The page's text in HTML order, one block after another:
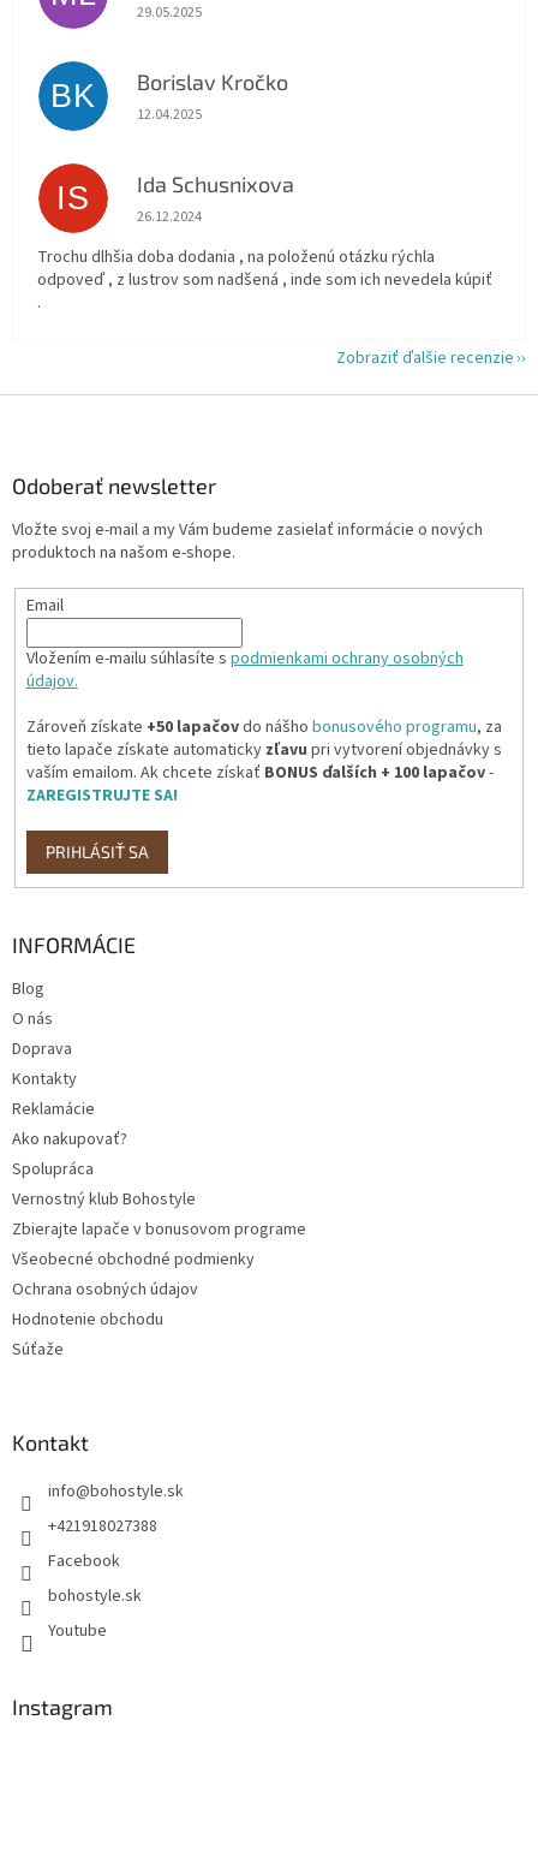
Hodnotenie obchodu je 5 z 5 hviezdičiek.
29.05.2025
BK Borislav Kročko
Hodnotenie obchodu je 5 z 5 hviezdičiek.
12.04.2025
IS Ida Schusnixova
Hodnotenie obchodu je 5 z 5 hviezdičiek.
26.12.2024
Trochu dlhšia doba dodania , na položenú otázku rýchla
odpoveď , z lustrov som nadšená , inde som ich nevedela kúpiť
.
Zobraziť ďalšie recenzie
Odoberať newsletter
Vložte svoj e-mail a my Vám budeme zasielať informácie o nových
produktoch na našom e-shope.
Email
Vložením e-mailu súhlasíte s podmienkami ochrany osobných
údajov.
Zároveň získate +50 lapačovdo nášho bonusového programu, za
tieto lapače získate automaticky zľavu pri vytvorení objednávky s
vaším emailom. Ak chcete získať BONUS ďalších + 100 lapačov-
ZAREGISTRUJTE SA!
PRIHLÁSIŤ SA
INFORMÁCIE
Blog
O nás
Doprava
Kontakty
Reklamácie
Ako nakupovať?
Spolupráca
Vernostný klub Bohostyle
Zbierajte lapače v bonusovom programe
Všeobecné obchodné podmienky
Ochrana osobných údajov
Hodnotenie obchodu
Súťaže
Kontakt
info@bohostyle.sk
+421918027388
Facebook
bohostyle.sk
Youtube
Instagram